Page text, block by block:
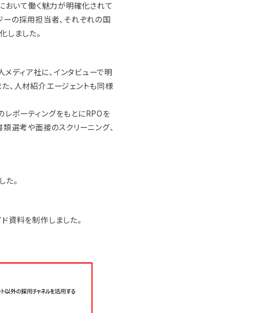
おいて働く魅力が明確化されて
ーの採用担当者、それぞれの国
しました。
ディア社に、インタビューで明
、人材紹介エージェントも同様
ポーティングをもとにRPOを
選考や面接のスクリーニング、
た。
資料を制作しました。